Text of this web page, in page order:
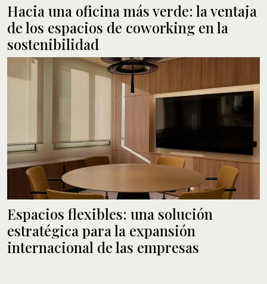
Hacia una oficina más verde: la ventaja
de los espacios de coworking en la
sostenibilidad
Espacios flexibles: una solución
estratégica para la expansión
internacional de las empresas